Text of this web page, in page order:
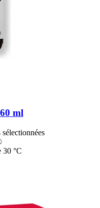
ml
sélectionnées
30 °C